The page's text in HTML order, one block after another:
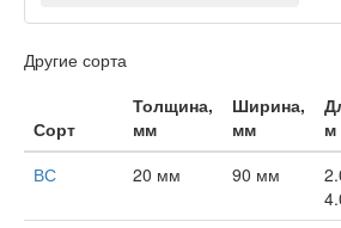
Другие сорта
Сорт
Толщина,
мм
Ширина,
мм
м
ВС
20 мм 90 мм